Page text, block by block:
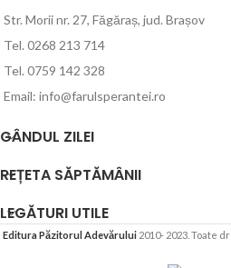
Str. Morii nr. 27, Făgăraș, jud. Brașov
Tel. 0268 213 714
Tel. 0759 142 328
Email: info@farulsperantei.ro
GÂNDUL ZILEI
REȚETA SĂPTĂMÂNII
LEGĂTURI UTILE
Editura Păzitorul Adevărului 2010- 2023. Toate